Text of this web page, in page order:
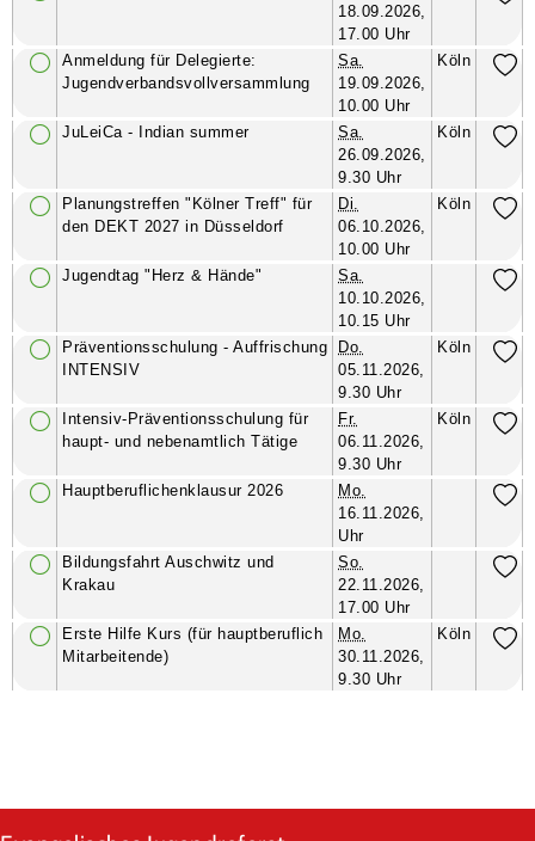
18.09.2026,
17.00 Uhr
Anmeldung für Delegierte:
Jugendverbandsvollversammlung
Sa.
19.09.2026,
10.00 Uhr
Köln
JuLeiCa - Indian summer
Sa.
26.09.2026,
9.30 Uhr
Köln
Planungstreffen "Kölner Treff" für
den DEKT 2027 in Düsseldorf
Di.
06.10.2026,
10.00 Uhr
Köln
Jugendtag "Herz & Hände"
Sa.
10.10.2026,
10.15 Uhr
Präventionsschulung - Auffrischung
INTENSIV
Do.
05.11.2026,
9.30 Uhr
Köln
Intensiv-Präventionsschulung für
haupt- und nebenamtlich Tätige
Fr.
06.11.2026,
9.30 Uhr
Köln
Hauptberuflichenklausur 2026
Mo.
16.11.2026,
Uhr
Bildungsfahrt Auschwitz und
Krakau
So.
22.11.2026,
17.00 Uhr
Erste Hilfe Kurs (für hauptberuflich
Mitarbeitende)
Mo.
30.11.2026,
9.30 Uhr
Köln